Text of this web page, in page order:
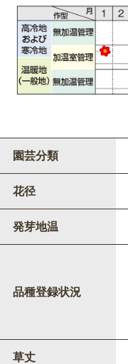
園芸分類
花径
発芽地温
品種登録状況
草丈